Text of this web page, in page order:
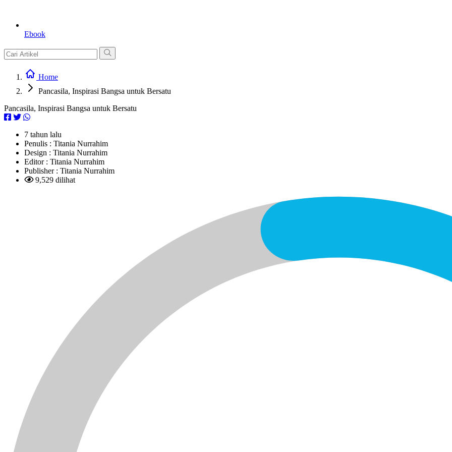
Ebook
Home
Pancasila, Inspirasi Bangsa untuk Bersatu
Pancasila, Inspirasi Bangsa untuk Bersatu
7 tahun lalu
Penulis : Titania Nurrahim
Design : Titania Nurrahim
Editor : Titania Nurrahim
Publisher : Titania Nurrahim
9,529 dilihat